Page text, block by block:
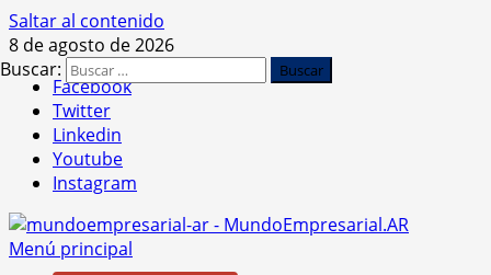
Saltar al contenido
8 de agosto de 2026
Facebook
Twitter
Linkedin
Youtube
Instagram
Menú principal
Buscar: